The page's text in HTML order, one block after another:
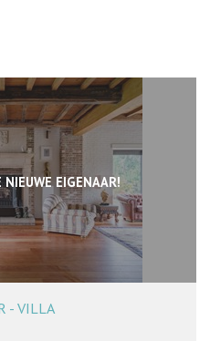
NIEUWE EIGENAAR!
2 2
- VILLA